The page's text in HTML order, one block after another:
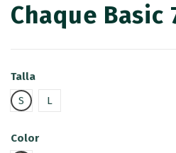
Chaque Basic
Talla
S
L
Color